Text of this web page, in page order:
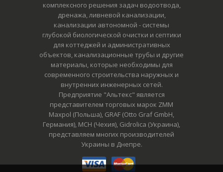
комплексного решения задач водоотвода,
дренажа, ливневой канализации,
канализации автономной - системы
глубокой биологической очистки и септики
для коттеджей и административных
объектов, канализационные трубы и другие
материалы, которые необходимы для
современного строительства наружных и
внутренних инженерных сетей.
Предприятие "Альтекс" является
представителем торговых марок ZMM
Maxpol (Польша), GRAF (Otto Graf GmbH,
Германия), MCH (Чехия), Gidrolica (Украина),
представляем многих производителей
Украины в Днепре.